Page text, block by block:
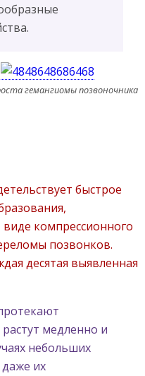
гемангиомы позвоночника
быстрое
компрессионного
позвонков.
десятая выявленная
медленно и
небольших
их